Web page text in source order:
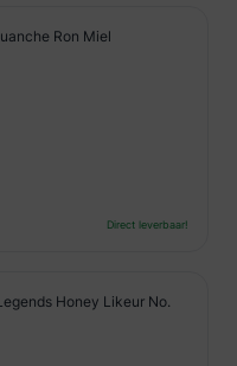
Ron Miel
Direct leverbaar!
Honey Likeur No.